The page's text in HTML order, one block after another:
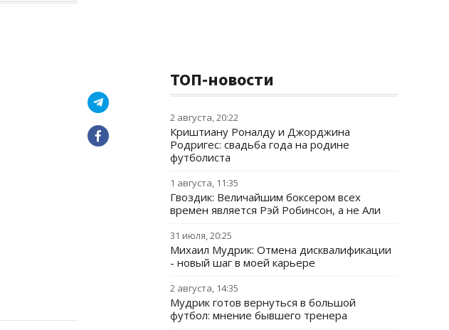
ТОП-новости
2 августа, 20:22
Криштиану Роналду и Джорджина
Родригес: свадьба года на родине
футболиста
1 августа, 11:35
Гвоздик: Величайшим боксером всех
времен является Рэй Робинсон, а не Али
31 июля, 20:25
Михаил Мудрик: Отмена дисквалификации
- новый шаг в моей карьере
2 августа, 14:35
Мудрик готов вернуться в большой
футбол: мнение бывшего тренера